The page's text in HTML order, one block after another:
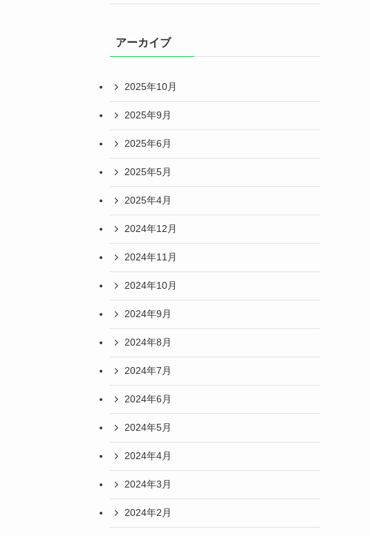
アーカイブ
2025年10月
2025年9月
2025年6月
2025年5月
2025年4月
2024年12月
2024年11月
2024年10月
2024年9月
2024年8月
2024年7月
2024年6月
2024年5月
2024年4月
2024年3月
2024年2月